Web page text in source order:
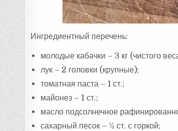
Ингредиентный перечень:
молодые кабачки – 3 кг (чистого
лук – 2 головки (крупные);
томатная паста – 1 ст.;
майонез – 1 ст.;
масло подсолнечное
сахарный песок – ½ ст. с горкой;